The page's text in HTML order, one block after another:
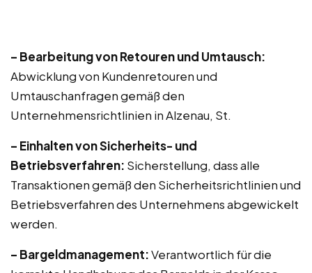
– Bearbeitung von Retouren und Umtausch:
Abwicklung von Kundenretouren und
Umtauschanfragen gemäß den
Unternehmensrichtlinien in Alzenau, St.
– Einhalten von Sicherheits- und
Betriebsverfahren: Sicherstellung, dass alle
Transaktionen gemäß den Sicherheitsrichtlinien und
Betriebsverfahren des Unternehmens abgewickelt
werden.
– Bargeldmanagement:Verantwortlich für die